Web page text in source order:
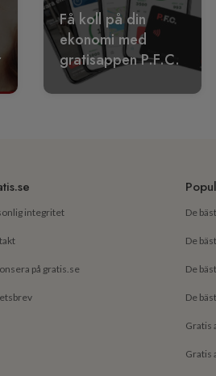
Få koll på din
ekonomi med
gratisappen P.F.C.
integritet
på gratis.se
Gratis
Gratis